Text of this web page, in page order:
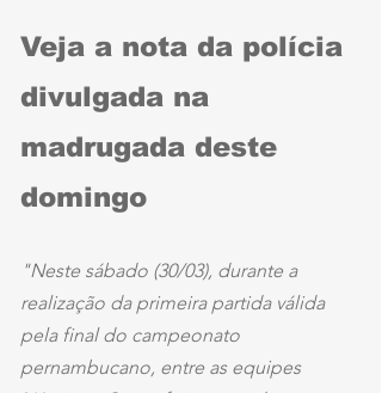
Veja a nota da polícia
divulgada na
madrugada deste
domingo
"Neste sábado (30/03), durante a
realização da primeira partida válida
pela final do campeonato
pernambucano, entre as equipes